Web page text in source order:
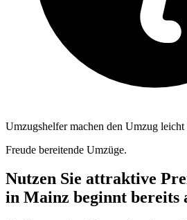
Umzugshelfer machen den Umzug leicht
Freude bereitende Umzüge.
Nutzen Sie attraktive
in Mainz beginnt bereits